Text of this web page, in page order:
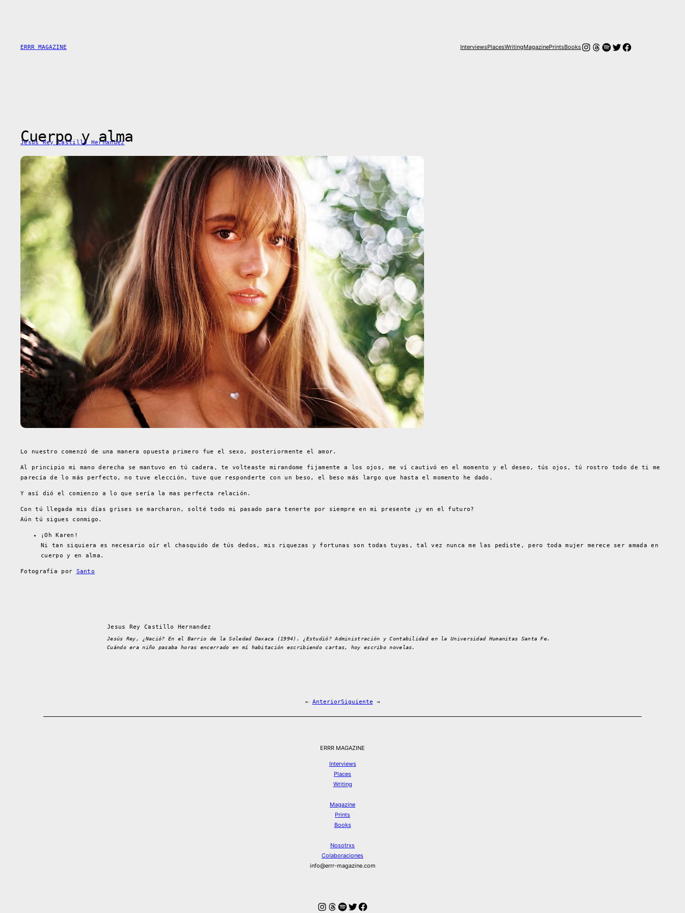
ERRR MAGAZINE InterviewsPlacesWritingMagazinePrintsBooksInstagram
Hilos
Spotify
Twitter
Facebook
Cuerpo y alma
Jesus Rey Castillo Hernandez
Lo nuestro comenzó de una manera opuesta primero fue el sexo, posteriormente el amor.
Al principio mi mano derecha se mantuvo en tú cadera, te volteaste mirandome fijamente a los ojos, me ví cautivó en el momento y el deseo, tús ojos, tú rostro todo de ti me
parecía de lo más perfecto, no tuve elección, tuve que responderte con un beso, el beso más largo que hasta el momento he dado.
Y así dió el comienzo a lo que sería la mas perfecta relación.
Con tú llegada mis días grises se marcharon, solté todo mi pasado para tenerte por siempre en mi presente ¿y en el futuro?
Aún tú sigues conmigo.
¡Oh Karen!
Ni tan siquiera es necesario oír el chasquido de tús dedos, mis riquezas y fortunas son todas tuyas, tal vez nunca me las pediste, pero toda mujer merece ser amada en
cuerpo y en alma.
Fotografía por Santo
Jesus Rey Castillo Hernandez
Jesús Rey, ¿Nació? En el Barrio de la Soledad Oaxaca (1994). ¿Estudió? Administración y Contabilidad en la Universidad Humanitas Santa Fe.
Cuándo era niño pasaba horas encerrado en mí habitación escribiendo cartas, hoy escribo novelas.
← AnteriorSiguiente →
ERRR MAGAZINE
Interviews
Places
Writing
Magazine
Prints
Books
Nosotrxs
Colaboraciones
info@errr-magazine.com
Instagram
Hilos
Spotify
Twitter
Facebook